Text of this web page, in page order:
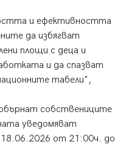
и ефективността
да избягват
площи с деца и
и да спазват
табели",
собствениците
уведомяват
18.06.2026 от 21:00ч. до